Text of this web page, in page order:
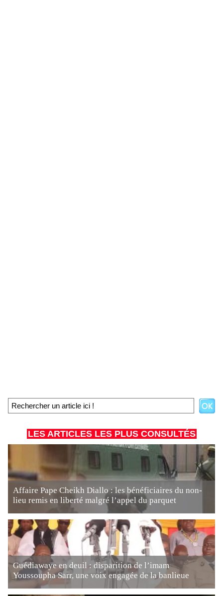
LES ARTICLES LES PLUS CONSULTÉS
Affaire Pape Cheikh Diallo : les bénéficiaires du non-
lieu remis en liberté malgré l’appel du parquet
Guédiawaye en deuil : disparition de l’imam
Youssoupha Sarr, une voix engagée de la banlieue